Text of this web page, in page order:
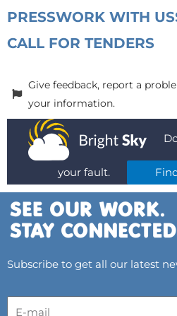
PRESSWORK WITH US
CALL FOR TENDERS
Give feedback, report a
your information.
your fault.
Subscribe to get all our latest